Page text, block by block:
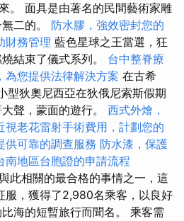
。 面具是由著名的民間藝術家雕
二的。 防水膠，強效密封您的
財務管理 藍色星球之王當選，狂
結束了儀式系列。 台中整脊療
為您提供法律解決方案 在古希
型狄奧尼西亞在狄俄尼索斯假期
聲，蒙面的遊行。 西式外燴，
視老花雷射手術費用，計劃您的
供可靠的調查服務 防水漆，保護
南地區台胞證的申請流程
此相關的最合格的事情之一，這
服，獲得了2,980名乘客，以良好
海的短暫旅行而聞名。 乘客需